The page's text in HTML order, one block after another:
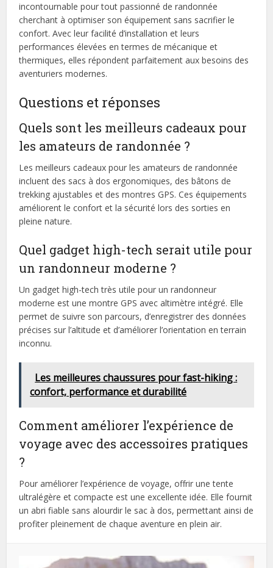
incontournable pour tout passionné de randonnée
cherchant à optimiser son équipement sans sacrifier le
confort. Avec leur facilité d’installation et leurs
performances élevées en termes de mécanique et
thermiques, elles répondent parfaitement aux besoins des
aventuriers modernes.
Questions et réponses
Quels sont les meilleurs cadeaux pour
les amateurs de randonnée ?
Les meilleurs cadeaux pour les amateurs de randonnée
incluent des sacs à dos ergonomiques, des bâtons de
trekking ajustables et des montres GPS. Ces équipements
améliorent le confort et la sécurité lors des sorties en
pleine nature.
Quel gadget high-tech serait utile pour
un randonneur moderne ?
Un gadget high-tech très utile pour un randonneur
moderne est une montre GPS avec altimètre intégré. Elle
permet de suivre son parcours, d’enregistrer des données
précises sur l’altitude et d’améliorer l’orientation en terrain
inconnu.
Les meilleures chaussures pour fast-hiking :
confort, performance et durabilité
Comment améliorer l’expérience de
voyage avec des accessoires pratiques
?
Pour améliorer l’expérience de voyage, offrir une tente
ultralégère et compacte est une excellente idée. Elle fournit
un abri fiable sans alourdir le sac à dos, permettant ainsi de
profiter pleinement de chaque aventure en plein air.